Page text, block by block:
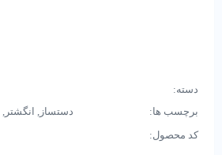
دسته:
برچسب ها:
دستساز , انگشتر ,
کد محصول: